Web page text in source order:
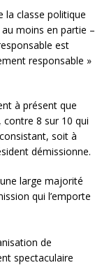
la classe politique
moins en partie –
est
responsable »
à présent que
8 sur 10 qui
soit à
démissionne.
large majorité
qui l’emporte
de
spectaculaire